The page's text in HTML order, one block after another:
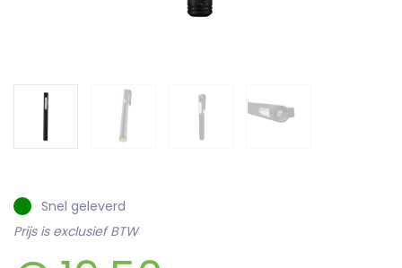
Snel geleverd
Prijs is exclusief BTW